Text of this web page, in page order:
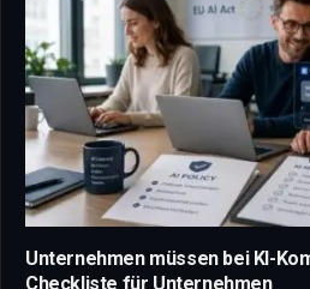
Unternehmen müssen bei KI-
Checkliste für Unternehmen